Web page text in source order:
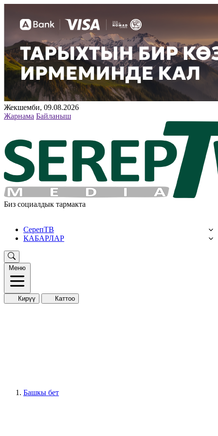
Жекшемби, 09.08.2026
Жарнама Байланыш
Биз социалдык тармакта
СерепТВ
КАБАРЛАР
Меню
Кирүү Каттоо
Башкы бет